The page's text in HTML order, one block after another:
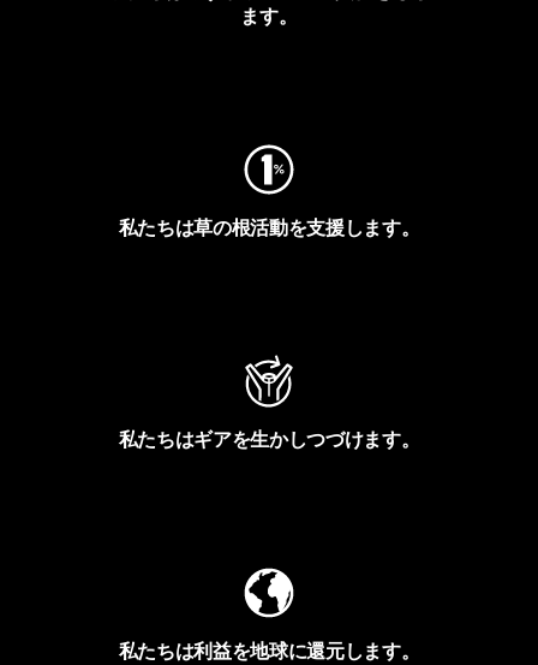
ます。
私たちは草の根活動を支援します。
私たちはギアを生かしつづけます。
私たちは利益を地球に還元します。